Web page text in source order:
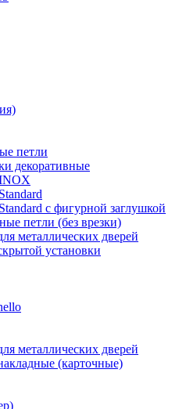
петли
декоративные
с фигурной заглушкой
петли (без врезки)
металлических дверей
установки
металлических дверей
(карточные)